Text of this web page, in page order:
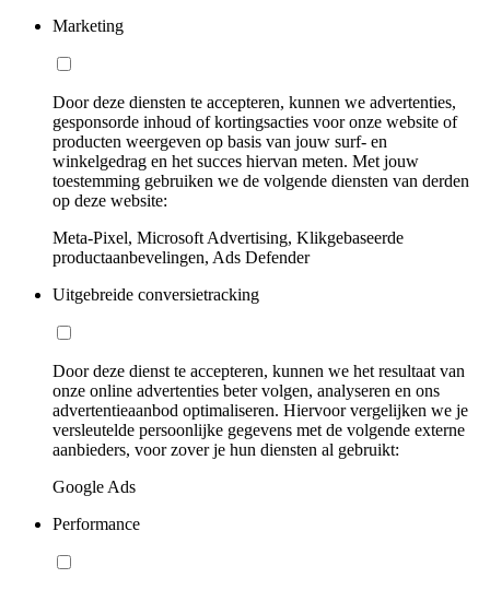
Marketing
Door deze diensten te accepteren, kunnen we advertenties,
gesponsorde inhoud of kortingsacties voor onze website of
producten weergeven op basis van jouw surf- en
winkelgedrag en het succes hiervan meten. Met jouw
toestemming gebruiken we de volgende diensten van derden
op deze website:
Meta-Pixel, Microsoft Advertising, Klikgebaseerde
productaanbevelingen, Ads Defender
Uitgebreide conversietracking
Door deze dienst te accepteren, kunnen we het resultaat van
onze online advertenties beter volgen, analyseren en ons
advertentieaanbod optimaliseren. Hiervoor vergelijken we je
versleutelde persoonlijke gegevens met de volgende externe
aanbieders, voor zover je hun diensten al gebruikt:
Google Ads
Performance